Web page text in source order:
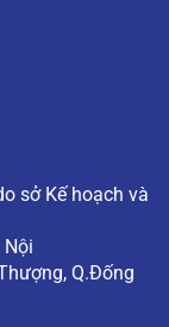
sở Kế hoạch và
Nội
Q.Đống